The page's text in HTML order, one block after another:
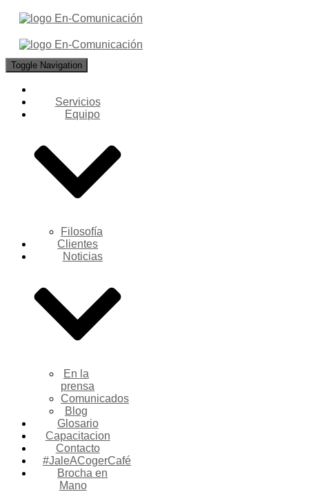
Toggle Navigation
Servicios
Equipo
Filosofía
Clientes
Noticias
En la
prensa
Comunicados
Blog
Glosario
Capacitacion
Contacto
#JaleACogerCafé
Brocha en
Mano